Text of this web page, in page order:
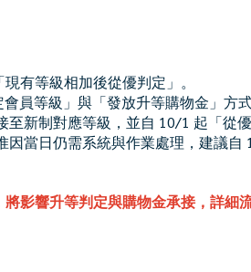
有等級相加後從優判定」。
員等級」與「發放升等購物金」方式
新制對應等級，並自 10/1 起「從優
當日仍需系統與作業處理，建議自
響升等判定與購物金承接，詳細